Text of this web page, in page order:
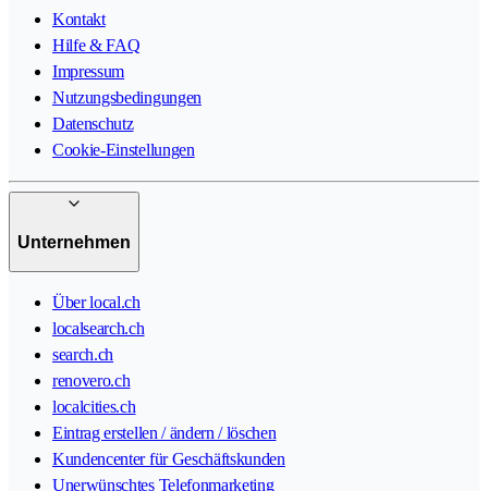
Kontakt
Hilfe & FAQ
Impressum
Nutzungsbedingungen
Datenschutz
Cookie-Einstellungen
Unternehmen
Über local.ch
localsearch.ch
search.ch
renovero.ch
localcities.ch
Eintrag erstellen / ändern / löschen
Kundencenter für Geschäftskunden
Unerwünschtes Telefonmarketing